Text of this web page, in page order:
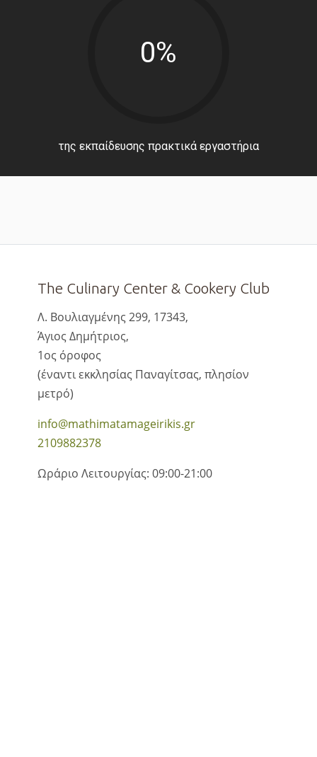
0%
της εκπαίδευσης πρακτικά εργαστήρια
The Culinary Center & Cookery Club
Λ. Βουλιαγμένης 299, 17343,
Άγιος Δημήτριος,
1ος όροφος
(έναντι εκκλησίας Παναγίτσας, πλησίον
μετρό)
info@mathimatamageirikis.gr
2109882378
Ωράριο Λειτουργίας: 09:00-21:00